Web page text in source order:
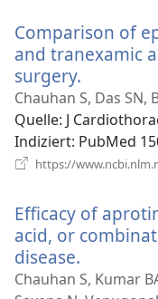
Comparison of
and tranexamic
surgery.
neues
Fenster)
Chauhan S, Das SN,
Quelle‎: J
Indiziert‎: PubMed
https://
Efficacy of
acid, or
disease.
neues
Chauhan S, Kumar